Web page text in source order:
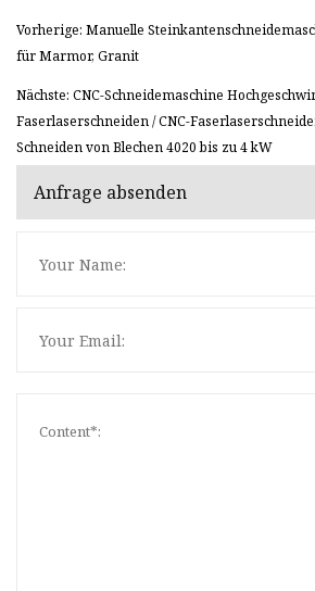
Vorherige: Manuelle
für Marmor, Granit
Nächste: CNC-Schneidemaschine
Faserlaserschneiden / CNC-
Schneiden von Blechen 4020 bis zu 4 kW
Anfrage absenden